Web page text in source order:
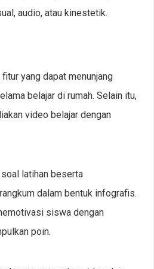
audio, atau kinestetik.
yang dapat menunjang
belajar di rumah. Selain itu,
video belajar dengan
latihan beserta
dalam bentuk infografis.
siswa dengan
poin.